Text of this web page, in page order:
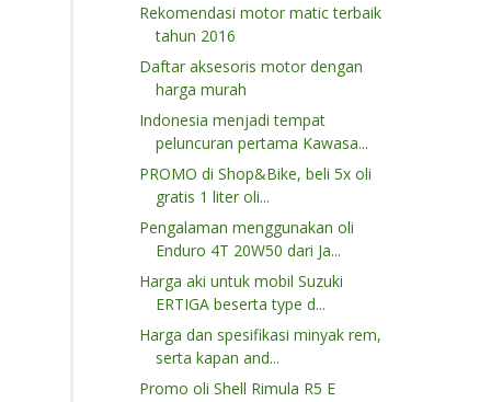
Rekomendasi motor matic terbaik
tahun 2016
Daftar aksesoris motor dengan
harga murah
Indonesia menjadi tempat
peluncuran pertama Kawasa...
PROMO di Shop&Bike, beli 5x oli
gratis 1 liter oli...
Pengalaman menggunakan oli
Enduro 4T 20W50 dari Ja...
Harga aki untuk mobil Suzuki
ERTIGA beserta type d...
Harga dan spesifikasi minyak rem,
serta kapan and...
Promo oli Shell Rimula R5 E